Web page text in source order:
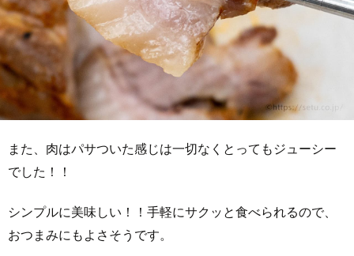
また、肉はパサついた感じは一切なくとってもジューシー
でした！！
シンプルに美味しい！！手軽にサクッと食べられるので、
おつまみにもよさそうです。